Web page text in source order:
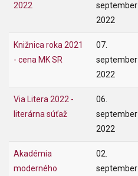
2022
september
2022
Knižnica roka 2021
- cena MK SR
07.
september
2022
Via Litera 2022 -
literárna súťaž
06.
september
2022
Akadémia
moderného
02.
september